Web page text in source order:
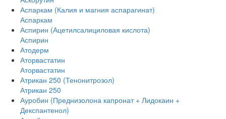
Аспаркам (Калия и магния аспарагинат)
Аспаркам
Аспирин (Ацетилсалициловая кислота)
Аспирин
Атодерм
Аторвастатин
Аторвастатин
Атрикан 250 (Тенонитрозол)
Атрикан 250
Ауробин (Преднизолона капронат + Лидокаин +
Декспантенол)